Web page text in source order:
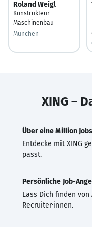
Roland Weigl
Konstrukteur
Maschinenbau
München
XING –
Über eine Million Jobs
Entdecke mit XING
passt.
Persönliche Job-
Lass Dich finden
Recruiter·innen.